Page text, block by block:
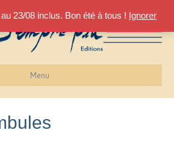
23/08 inclus. Bon été à tous ! Ignorer
Menu